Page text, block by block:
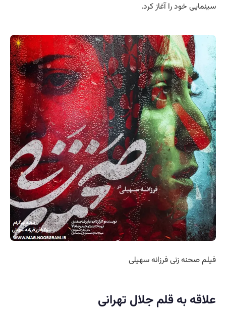
سینمایی خود را آغاز کرد.
فیلم صحنه زنی فرزانه سهیلی
علاقه به قلم جلال تهرانی